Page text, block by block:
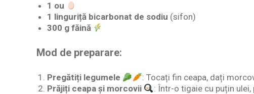
1 ou
1 linguriță bicarbonat de sodiu (sifon)
300 g făină
Mod de preparare:
Pregătiți legumele
: Tocați fin ceapa, dați
Prăjiți ceapa și morcovii
: Într-o tigaie cu puțin